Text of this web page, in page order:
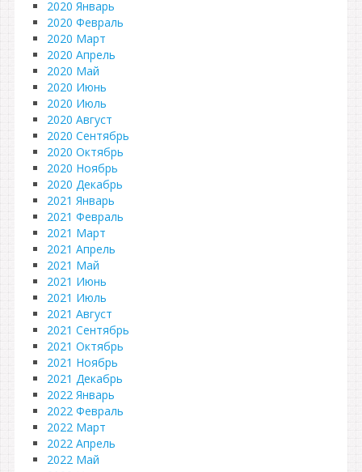
2020 Январь
2020 Февраль
2020 Март
2020 Апрель
2020 Май
2020 Июнь
2020 Июль
2020 Август
2020 Сентябрь
2020 Октябрь
2020 Ноябрь
2020 Декабрь
2021 Январь
2021 Февраль
2021 Март
2021 Апрель
2021 Май
2021 Июнь
2021 Июль
2021 Август
2021 Сентябрь
2021 Октябрь
2021 Ноябрь
2021 Декабрь
2022 Январь
2022 Февраль
2022 Март
2022 Апрель
2022 Май